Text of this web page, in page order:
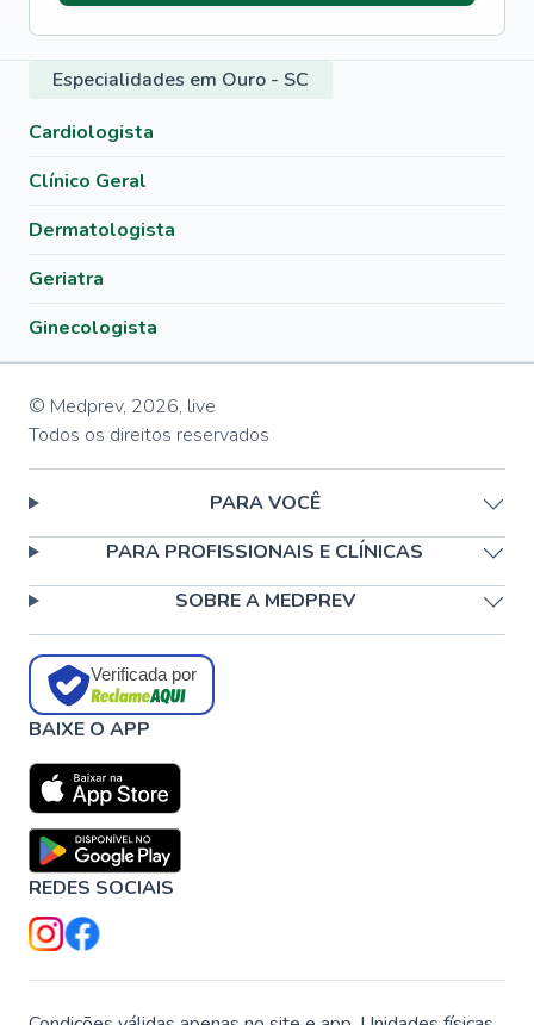
Especialidades em Ouro - SC
Cardiologista
Clínico Geral
Dermatologista
Geriatra
Ginecologista
© Medprev, 2026, live
Todos os direitos reservados
PARA VOCÊ
PARA PROFISSIONAIS E CLÍNICAS
SOBRE A MEDPREV
Verificada por
BAIXE O APP
REDES SOCIAIS